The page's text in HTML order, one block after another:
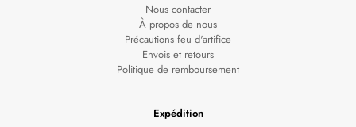
Nous contacter
À propos de nous
Précautions feu d'artifice
Envois et retours
Politique de remboursement
Expédition